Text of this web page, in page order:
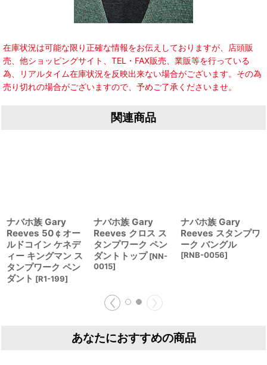
在庫状況は可能な限り正確な情報をお伝えしておりますが、店頭販
売、他ショッピングサイト、TEL・FAX販売、業販等を行っている
為、リアルタイム在庫状況を反映出来ない場合がございます。その為
売り切れの場合がございますので、予めご了承くださいませ。
関連商品
ナバホ族 Gary
Reeves 50￠オー
ルドコイン ケネデ
ィー キングマン ス
タンプワーク ペン
ダント [R1-199]
ナバホ族 Gary
Reeves クロス ス
タンプワーク ペン
ダントトップ [NN-
0015]
ナバホ族 Gary
Reeves スタンプワ
ーク バングル
[RNB-0056]
あなたにおすすめの商品